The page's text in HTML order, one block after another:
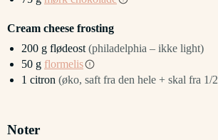
Cream cheese frosting
200 g flødeost (philadelphia – ikke light)
50 g flormelis
1 citron (øko, saft fra den hele + skal fra 1/
Noter